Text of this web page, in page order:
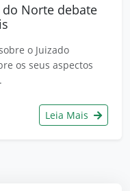
do Norte debate
o Juizado
os seus aspectos
Leia Mais